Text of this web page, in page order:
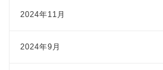
2024年11月
2024年9月